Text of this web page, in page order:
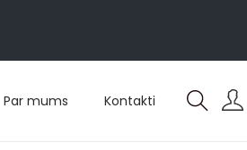
Par mums Kontakti